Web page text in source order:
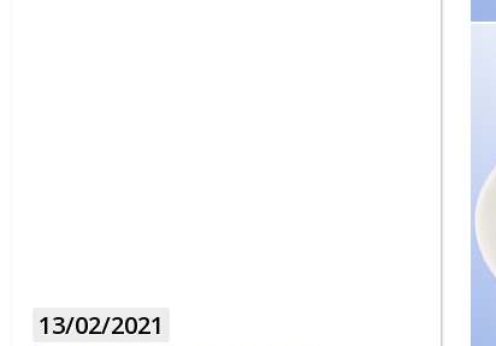
13/02/2021